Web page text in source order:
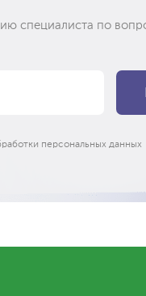
специалиста по
персональных данных